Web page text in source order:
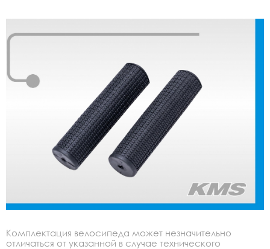
Комплектация велосипеда может незначительно
отличаться от указанной в случае технического